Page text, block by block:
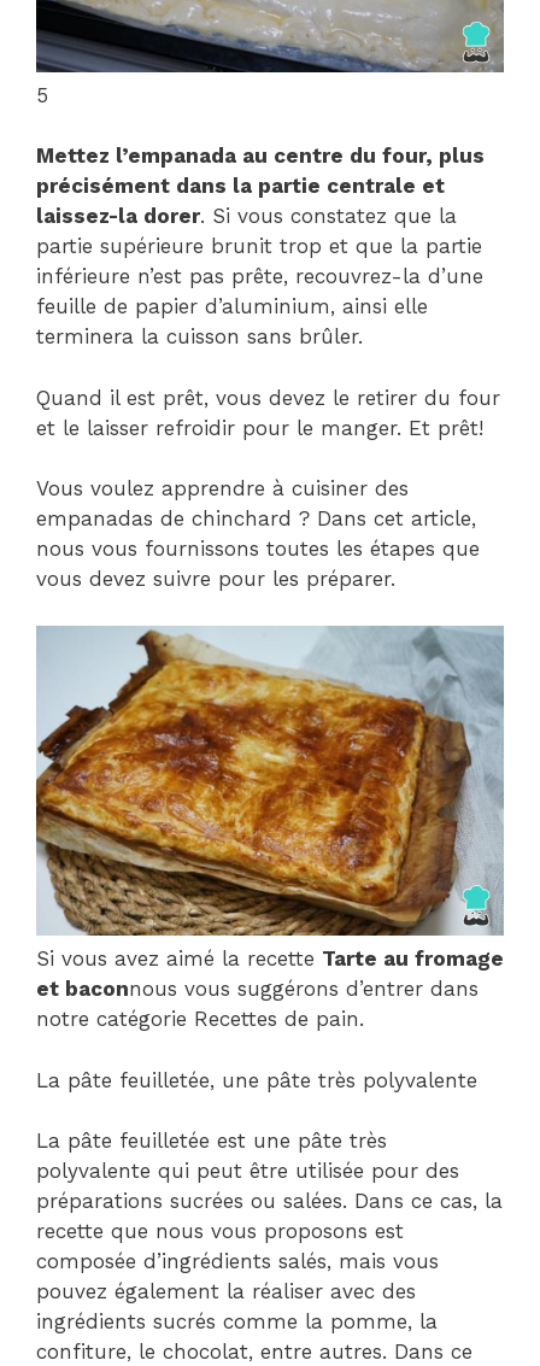
5
Mettez l’empanada au centre du four, plus
précisément dans la partie centrale et
laissez-la dorer. Si vous constatez que la
partie supérieure brunit trop et que la partie
inférieure n’est pas prête, recouvrez-la d’une
feuille de papier d’aluminium, ainsi elle
terminera la cuisson sans brûler.
Quand il est prêt, vous devez le retirer du four
et le laisser refroidir pour le manger. Et prêt!
Vous voulez apprendre à cuisiner des
empanadas de chinchard ? Dans cet article,
nous vous fournissons toutes les étapes que
vous devez suivre pour les préparer.
Si vous avez aimé la recette Tarte au fromage
et baconnous vous suggérons d’entrer dans
notre catégorie Recettes de pain.
La pâte feuilletée, une pâte très polyvalente
La pâte feuilletée est une pâte très
polyvalente qui peut être utilisée pour des
préparations sucrées ou salées. Dans ce cas, la
recette que nous vous proposons est
composée d’ingrédients salés, mais vous
pouvez également la réaliser avec des
ingrédients sucrés comme la pomme, la
confiture, le chocolat, entre autres. Dans ce